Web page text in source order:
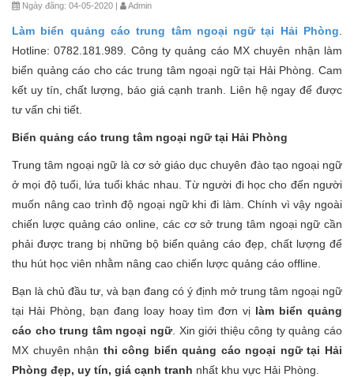
Ngày đăng: 04-05-2020 | Admin
Làm biển quảng cáo trung tâm ngoại ngữ tại Hải Phòng
Hotline: 0782.181.989. Công ty quảng cáo MX chuyên nhận làm
biển quảng cáo cho các trung tâm ngoại ngữ tại Hải Phòng. Cam
kết uy tín, chất lượng, báo giá cạnh tranh. Liên hệ ngay để được
tư vấn chi tiết.
Biển quảng cáo trung tâm ngoại ngữ tại Hải Phòng
Trung tâm ngoại ngữ là cơ sở giáo dục chuyên đào tạo ngoại ngữ
ở mọi độ tuổi, lứa tuổi khác nhau. Từ người đi học cho đến người
muốn nâng cao trình độ ngoại ngữ khi đi làm. Chính vì vậy ngoài
chiến lược quảng cáo online, các cơ sở trung tâm ngoại ngữ cần
phải được trang bị những bộ biển quảng cáo đẹp, chất lượng để
thu hút học viên nhằm nâng cao chiến lược quảng cáo offline.
Bạn là chủ đầu tư, và bạn đang có ý định mở trung tâm ngoại ngữ
tại Hải Phòng, bạn đang loay hoay tìm đơn vị làm biển quảng
cáo cho trung tâm ngoại ngữ. Xin giới thiệu công ty quảng cáo
MX chuyên nhận thi công biển quảng cáo ngoại ngữ tại Hải
Phòng đẹp, uy tín, giá cạnh tranh nhất khu vực Hải Phòng.